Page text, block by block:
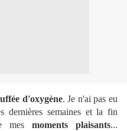
d'oxygène. Je n'ai pas eu
dernières semaines et la fin
mesmoments plaisants...